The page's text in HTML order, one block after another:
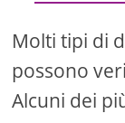
Molti tipi di
possono
Alcuni dei